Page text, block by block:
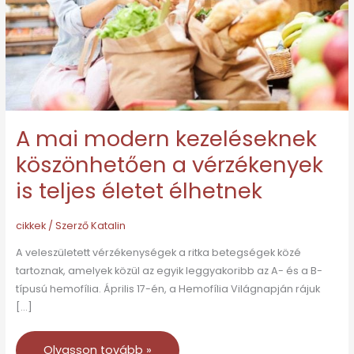
A mai modern kezeléseknek
köszönhetően a vérzékenyek
is teljes életet élhetnek
cikkek/ SzerzőKatalin
A veleszületett vérzékenységek a ritka betegségek közé
tartoznak, amelyek közül az egyik leggyakoribb az A- és a B-
típusú hemofília. Április 17-én, a Hemofília Világnapján rájuk
[…]
a
vérzékenyek
is
teljes
életet
élhetnek
Olvasson tovább »